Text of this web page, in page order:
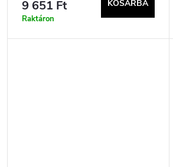
9 651 Ft
Raktáron
KOSÁRBA